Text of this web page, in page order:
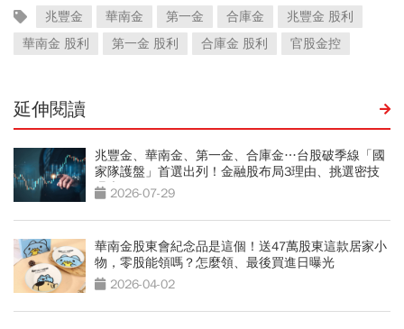
兆豐金 華南金 第一金 合庫金
兆豐金 股利
華南金 股利
第一金 股利 合庫金 股利 官股金控
延伸閱讀
兆豐金、華南金、第一金、合庫金…台股破季線「國
家隊護盤」首選出列！金融股布局3理由、挑選密技
曝光2026-07-29
華南金股東會紀念品是這個！送47萬股東這款居家小
物，零股能領嗎？怎麼領、最後買進日曝光
2026-04-02